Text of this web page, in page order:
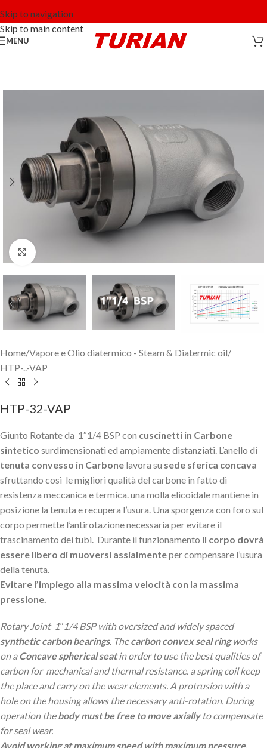
Skip to navigation
Skip to main content
MENU
Click to enlarge
Home/Vapore e Olio diatermico - Steam & Diatermic oil/
HTP-..-VAP
HTP-32-VAP
Giunto Rotante da 1″1/4 BSP con cuscinetti in Carbone
sintetico surdimensionati ed ampiamente distanziati. L’anello di
tenuta convesso in Carbone lavora su sede sferica concava
sfruttando così le migliori qualità del carbone in fatto di
resistenza meccanica e termica. una molla elicoidale mantiene in
posizione la tenuta e recupera l’usura. Una sporgenza con foro sul
corpo permette l’antirotazione necessaria per evitare il
trascinamento dei tubi. Durante il funzionamento il corpo dovrà
essere libero di muoversi assialmenteper compensare l’usura
della tenuta.
Evitare l’impiego alla massima velocità con la massima
pressione.
Rotary Joint 1″1/4 BSP with oversized and widely spaced
synthetic carbon bearings. Thecarbon convex seal ringworks
on aConcave spherical seatin order to use the best qualities of
carbon for mechanical and thermal resistance. a spring coil keep
the place and carry on the wear elements. A protrusion with a
hole on the housing allows the necessary anti-rotation. During
operation thebody must be free to move axiallyto compensate
for seal wear.
Avoid working at maximum speed with maximum pressure.